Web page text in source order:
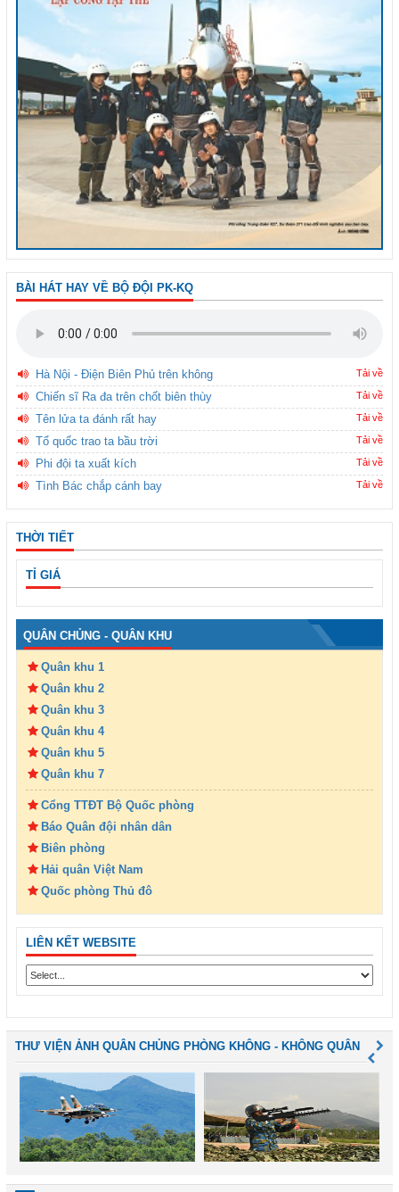
BÀI HÁT HAY VỀ BỘ ĐỘI PK-KQ
Hà Nội - Điện Biên Phủ trên không Tải về
Chiến sĩ Ra đa trên chốt biên thùy Tải về
Tên lửa ta đánh rất hay Tải về
Tổ quốc trao ta bầu trời Tải về
Phi đội ta xuất kích Tải về
Tình Bác chắp cánh bay Tải về
THỜI TIẾT
TỈ GIÁ
QUÂN CHỦNG - QUÂN KHU
Quân khu 1
Quân khu 2
Quân khu 3
Quân khu 4
Quân khu 5
Quân khu 7
Cổng TTĐT Bộ Quốc phòng
Báo Quân đội nhân dân
Biên phòng
Hải quân Việt Nam
Quốc phòng Thủ đô
LIÊN KẾT WEBSITE
THƯ VIỆN ẢNH QUÂN CHỦNG PHÒNG KHÔNG - KHÔNG QUÂN